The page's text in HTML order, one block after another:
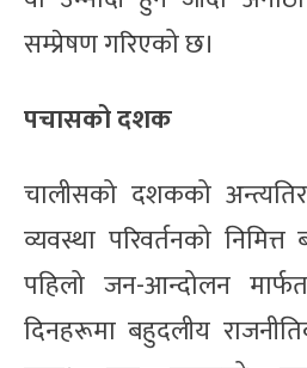
सम्प्रेषण गरिएको छ।
पचासको दशक
चालीसको दशकको
व्यवस्था परिवर्तनको
पहिलो जन-आन्दोलन
दिनहरूमा बहुदलीय